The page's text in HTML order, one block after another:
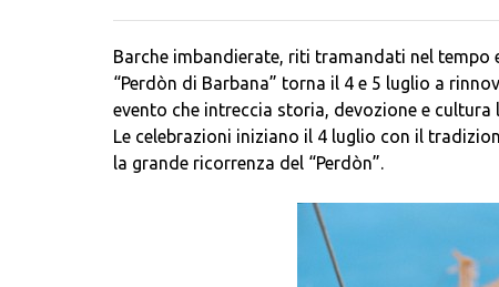
Barche imbandierate, riti tramandati nel
“Perdòn di Barbana” torna il 4 e 5 luglio a
evento che intreccia storia, devozione e
Le celebrazioni iniziano il 4 luglio con il
la grande ricorrenza del “Perdòn”.